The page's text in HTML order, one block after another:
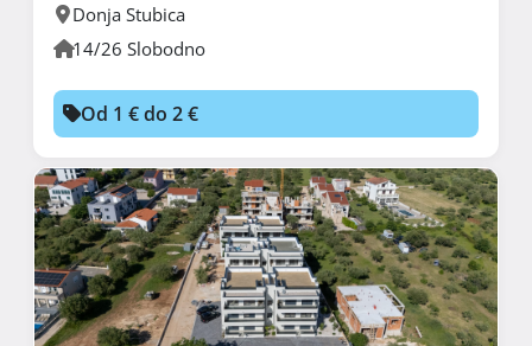
Donja Stubica
14/26 Slobodno
Od 1 € do 2 €